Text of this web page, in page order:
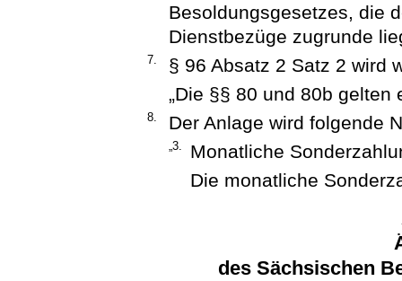
Besoldungsgesetzes, die
Dienstbezüge zugrunde
7.
§ 96 Absatz 2 Satz 2 wird
„Die §§ 80 und 80b gelten
8. Der Anlage wird folgende
„3.
Monatliche
Die monatliche
des Sächsischen